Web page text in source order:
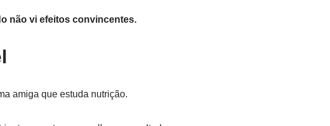
não vi efeitos convincentes.
amiga que estuda nutrição.